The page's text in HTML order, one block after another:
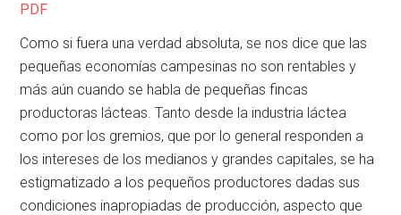
PDF
Como si fuera una verdad absoluta, se nos dice que las
pequeñas economías campesinas no son rentables y
más aún cuando se habla de pequeñas fincas
productoras lácteas. Tanto desde la industria láctea
como por los gremios, que por lo general responden a
los intereses de los medianos y grandes capitales, se ha
estigmatizado a los pequeños productores dadas sus
condiciones inapropiadas de producción, aspecto que